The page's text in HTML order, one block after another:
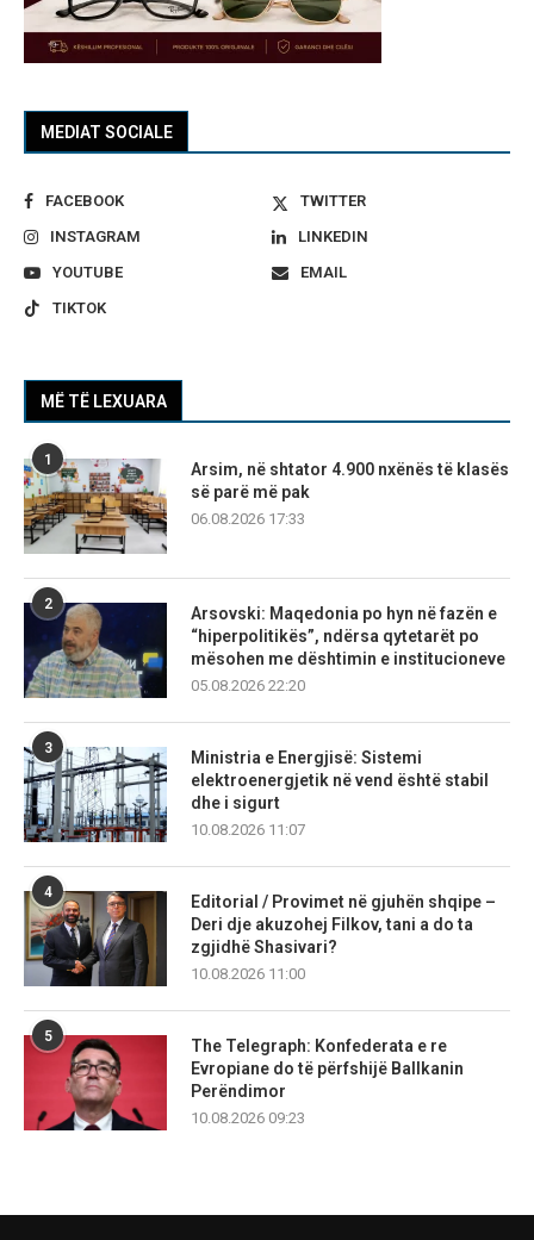
MEDIAT SOCIALE
FACEBOOK
TWITTER
INSTAGRAM
LINKEDIN
YOUTUBE
EMAIL
TIKTOK
MË TË LEXUARA
1
Arsim, në shtator 4.900 nxënës të klasës
së parë më pak
06.08.2026 17:33
2
Arsovski: Maqedonia po hyn në fazën e
“hiperpolitikës”, ndërsa qytetarët po
mësohen me dështimin e institucioneve
05.08.2026 22:20
3
Ministria e Energjisë: Sistemi
elektroenergjetik në vend është stabil
dhe i sigurt
10.08.2026 11:07
4
Editorial / Provimet në gjuhën shqipe –
Deri dje akuzohej Filkov, tani a do ta
zgjidhë Shasivari?
10.08.2026 11:00
5
The Telegraph: Konfederata e re
Evropiane do të përfshijë Ballkanin
Perëndimor
10.08.2026 09:23